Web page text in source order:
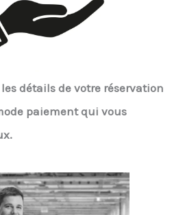
détails de votre réservation
paiement qui vous